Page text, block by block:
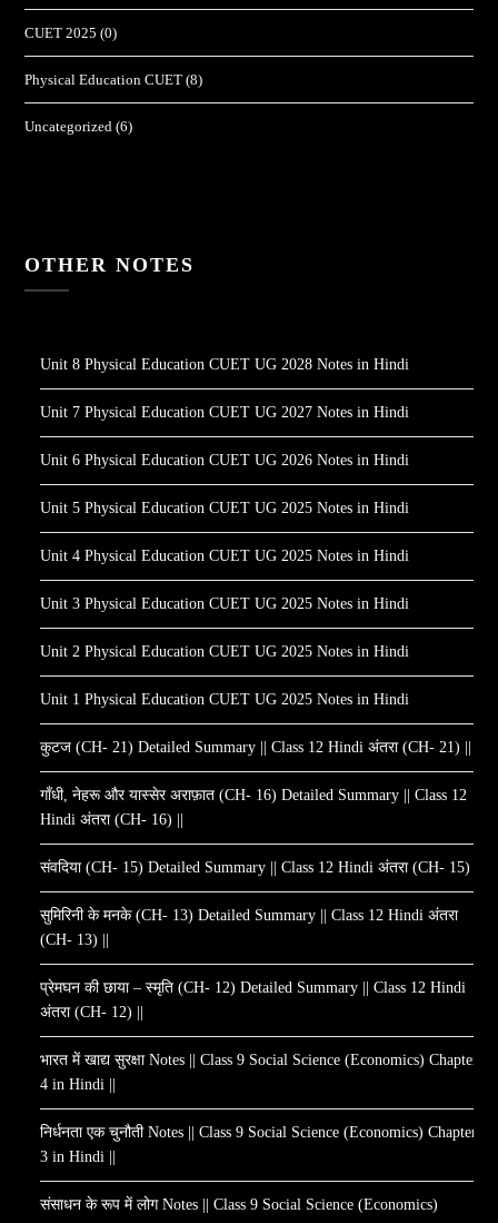
CUET 2025 (0)
Physical Education CUET (8)
Uncategorized (6)
OTHER NOTES
Unit 8 Physical Education CUET UG 2028 Notes in Hindi
Unit 7 Physical Education CUET UG 2027 Notes in Hindi
Unit 6 Physical Education CUET UG 2026 Notes in Hindi
Unit 5 Physical Education CUET UG 2025 Notes in Hindi
Unit 4 Physical Education CUET UG 2025 Notes in Hindi
Unit 3 Physical Education CUET UG 2025 Notes in Hindi
Unit 2 Physical Education CUET UG 2025 Notes in Hindi
Unit 1 Physical Education CUET UG 2025 Notes in Hindi
कुटज (CH- 21) Detailed Summary || Class 12 Hindi अंतरा (CH- 21) ||
गाँधी, नेहरू और यास्सेर अराफ़ात (CH- 16) Detailed Summary || Class 12
Hindi अंतरा (CH- 16) ||
संवदिया (CH- 15) Detailed Summary || Class 12 Hindi अंतरा (CH- 15) ||
सुमिरिनी के मनके (CH- 13) Detailed Summary || Class 12 Hindi अंतरा
(CH- 13) ||
प्रेमघन की छाया – स्मृति (CH- 12) Detailed Summary || Class 12 Hindi
अंतरा (CH- 12) ||
भारत में खाद्य सुरक्षा Notes || Class 9 Social Science (Economics) Chapter
4 in Hindi ||
निर्धनता एक चुनौती Notes || Class 9 Social Science (Economics) Chapter
3 in Hindi ||
संसाधन के रूप में लोग Notes || Class 9 Social Science (Economics)